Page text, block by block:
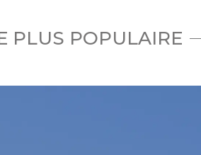
PLUS POPULAIRE